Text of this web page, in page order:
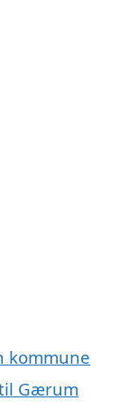
kommune
Gærum